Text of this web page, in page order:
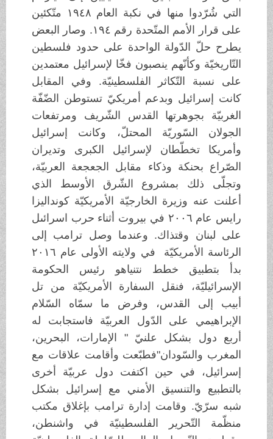
التي شُرّدوا منها في نكبة العام ١٩٤٨ متّكئين
على قرار الأمم المتّحدة رقم ١٩٤. وصار البعض
يطرح حلّ الدّولة الواحدة على حدود فلسطين
التّاريخيّة وكأنّهم ينصبون فخّا لإسرائيل معتمدين
على نسبة التّكاثر الفلسطينيّة. وفي المقابل
كانت إسرائيل وبدعم أمريكيّ تستوطن الضّفّة
الغربيّة بجوهرتها القدس الشّريف ومرتفعات
الجولان السّوريّة المحتلّ، وكانت إسرائيل
وأمريكا تخطّطان لإسرائيل الكبرى وتديران
الصّراع بحنكة وذكاء مقابل الجعجعة العربيّة،
وتجلّى ذلك بمشروع الشّرق الأوسط الذي
أعلنت عنه وزيرة الخارجيّة الأمريكيّة كونداليزا
رايس عام ٢٠٠٦ في بيروت أثناء حرب اسرائىل
على لبنان وقتذاك. وعندما وصل ترامب إلى
الرئاسة الأمريكيّة في ولايته الأولى عام ٢٠١٦
بدأ بتطبيق خطط نتنياهو رئيس الحكومة
الإسرائيليّة، فنقل السفارة الأمريكيّة من تل
أبيب إلى القدس، وفرض ما سمّاه السّلام
الإبراهيمي على الدّول العربيّة فاستجابت له
أربع دول بشكل علنيّ " الإمارات، البحرين،
المغرب والسّودان"فطبّعت وأقامت علاقات مع
إسرائيل، في حين اكتفت دول عربيّة أخرى
بالتطبيع والتنسيق الأمني مع إسرائيل بشكل
شبه سرّيّ. وقامت إدارة ترامب بإغلاق مكتب
منظّمة التّحرير الفلسطينيّة في واشنطن،